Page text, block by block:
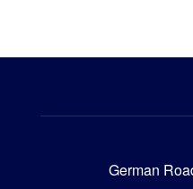
German